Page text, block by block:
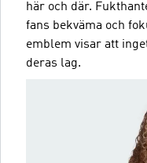
här och där.
fans bekväma och
emblem visar att
deras lag.